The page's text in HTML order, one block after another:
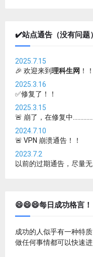
✔️站点通告（没有问题
2025.7.15
🎉 欢迎来到理科生网 ！！
2025.3.16
✅修复了！！
2025.3.15
🚨 崩了，在修复中
2024.7.10
🚨 VPN 崩溃通告！！
2023.7.2
以前的过期通告，尽量
😄😄😄每日成功格言！
成功的人似乎有一种特质
做任何事情都可以快速